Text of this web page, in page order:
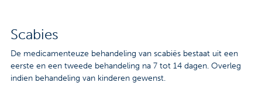
Scabies
De medicamenteuze behandeling van scabiës bestaat uit een
eerste en een tweede behandeling na 7 tot 14 dagen. Overleg
indien behandeling van kinderen gewenst.